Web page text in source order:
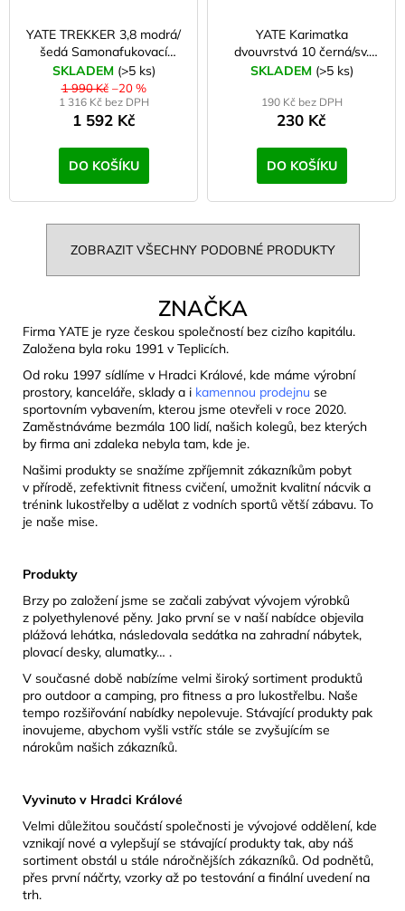
YATE TREKKER 3,8 modrá/
šedá Samonafukovací
karimatka
SKLADEM (>5 ks)
1 990 Kč –20 %
1 316 Kč bez DPH
1 592 Kč
DO KOŠÍKU
YATE Karimatka
dvouvrstvá 10 černá/sv.
fialová
SKLADEM (>5 ks)
190 Kč bez DPH
230 Kč
DO KOŠÍKU
ZOBRAZIT VŠECHNY PODOBNÉ PRODUKTY
ZNAČKA
Firma YATE je ryze českou společností bez cizího kapitálu.
Založena byla roku 1991 v Teplicích.
Od roku 1997 sídlíme v Hradci Králové, kde máme výrobní
prostory, kanceláře, sklady a i kamennou prodejnu se
sportovním vybavením, kterou jsme otevřeli v roce 2020.
Zaměstnáváme bezmála 100 lidí, našich kolegů, bez kterých
by firma ani zdaleka nebyla tam, kde je.
Našimi produkty se snažíme zpříjemnit zákazníkům pobyt
v přírodě, zefektivnit fitness cvičení, umožnit kvalitní nácvik a
trénink lukostřelby a udělat z vodních sportů větší zábavu. To
je naše mise.
Produkty
Brzy po založení jsme se začali zabývat vývojem výrobků
z polyethylenové pěny. Jako první se v naší nabídce objevila
plážová lehátka, následovala sedátka na zahradní nábytek,
plovací desky, alumatky… .
V současné době nabízíme velmi široký sortiment produktů
pro outdoor a camping, pro fitness a pro lukostřelbu. Naše
tempo rozšiřování nabídky nepolevuje. Stávající produkty pak
inovujeme, abychom vyšli vstříc stále se zvyšujícím se
nárokům našich zákazníků.
Vyvinuto v Hradci Králové
Velmi důležitou součástí společnosti je vývojové oddělení, kde
vznikají nové a vylepšují se stávající produkty tak, aby náš
sortiment obstál u stále náročnějších zákazníků. Od podnětů,
přes první náčrty, vzorky až po testování a finální uvedení na
trh.